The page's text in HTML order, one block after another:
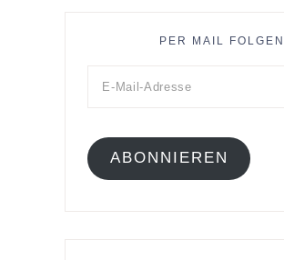
PER MAIL FOLGEN
ABONNIEREN